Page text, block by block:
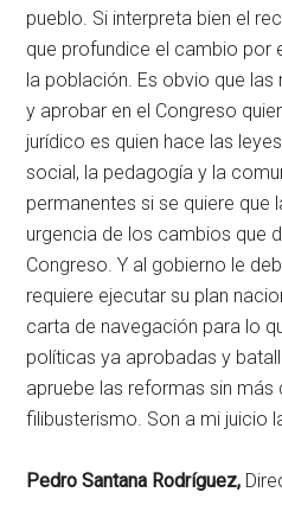
pueblo. Si interpreta bien el
que profundice el cambio por
la población. Es obvio que
y aprobar en el Congreso
jurídico es quien hace las
social, la pedagogía y la
permanentes si se quiere que
urgencia de los cambios que
Congreso. Y al gobierno le
requiere ejecutar su plan
carta de navegación para lo
políticas ya aprobadas y
apruebe las reformas sin más
filibusterismo. Son a mi juicio
Pedro Santana Rodríguez,